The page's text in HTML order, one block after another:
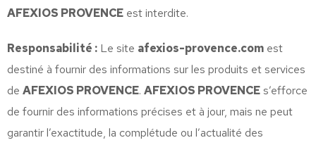
AFEXIOS PROVENCE est interdite.
Responsabilité : Le site afexios-provence.com est
destiné à fournir des informations sur les produits et services
de AFEXIOS PROVENCE. AFEXIOS PROVENCE s’efforce
de fournir des informations précises et à jour, mais ne peut
garantir l’exactitude, la complétude ou l’actualité des